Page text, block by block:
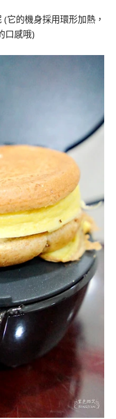
它的機身採用環形加熱，
口感哦)